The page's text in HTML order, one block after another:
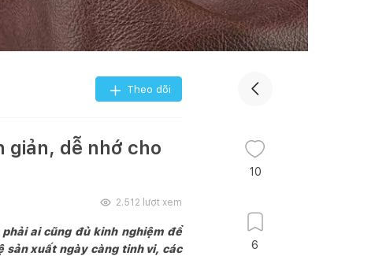
Theo dõi
giản, dễ nhớ cho
2.512 lượt xem
ai cũng đủ kinh nghiệm để
sản xuất ngày càng tinh vi, các
10
6